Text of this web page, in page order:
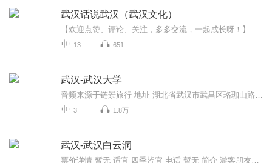
武汉话说武汉（武汉文化）
13 651
武汉-武汉大学
3 1.8万
武汉-武汉白云洞